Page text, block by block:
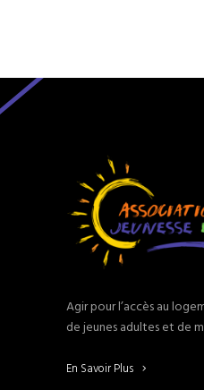
Agir pour l’accès au
de jeunes adultes et de
En Savoir Plus